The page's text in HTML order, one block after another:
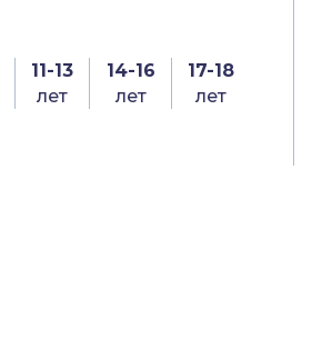
11-13
лет
14-16
лет
17-18
лет